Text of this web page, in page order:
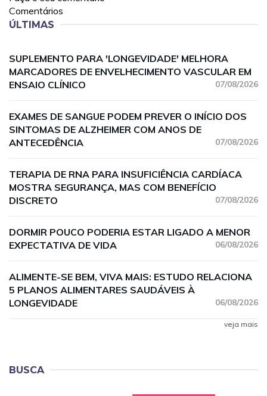
Comentários
ÚLTIMAS
SUPLEMENTO PARA 'LONGEVIDADE' MELHORA
MARCADORES DE ENVELHECIMENTO VASCULAR EM
ENSAIO CLÍNICO
07/08/2026
EXAMES DE SANGUE PODEM PREVER O INÍCIO DOS
SINTOMAS DE ALZHEIMER COM ANOS DE
ANTECEDÊNCIA
07/08/2026
TERAPIA DE RNA PARA INSUFICIÊNCIA CARDÍACA
MOSTRA SEGURANÇA, MAS COM BENEFÍCIO
DISCRETO
07/08/2026
DORMIR POUCO PODERIA ESTAR LIGADO A MENOR
EXPECTATIVA DE VIDA
06/08/2026
ALIMENTE-SE BEM, VIVA MAIS: ESTUDO RELACIONA
5 PLANOS ALIMENTARES SAUDÁVEIS À
LONGEVIDADE
06/08/2026
veja mais
BUSCA